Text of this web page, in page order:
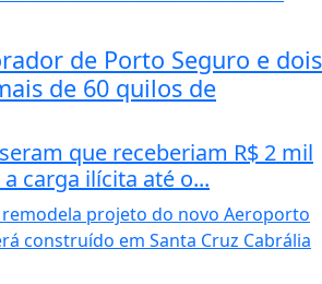
de Porto Seguro e dois
de 60 quilos de
que receberiam R$ 2 mil
carga ilícita até o...